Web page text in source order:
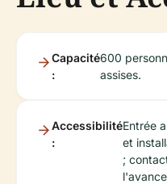
Capacité
:
600
assises.
Accessibilité
:
Entrée
et
;